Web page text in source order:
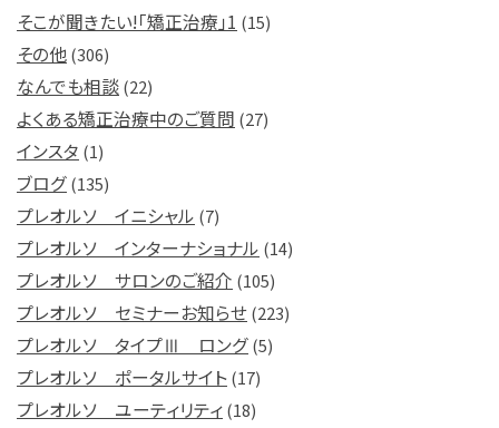
そこが聞きたい!「矯正治療」1 (15)
その他(306)
なんでも相談(22)
よくある矯正治療中のご質問 (27)
インスタ (1)
ブログ(135)
プレオルソ イニシャル (7)
プレオルソ インターナショナル (14)
プレオルソ サロンのご紹介 (105)
プレオルソ セミナーお知らせ(223)
プレオルソ タイプⅢ ロング(5)
プレオルソ ポータルサイト(17)
プレオルソ ユーティリティ(18)